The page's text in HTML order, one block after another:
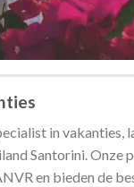
in vakanties,
Santorini. Onze
en bieden de